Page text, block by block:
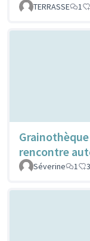
TERRASSE 1
rencontre
Séverine
1 3